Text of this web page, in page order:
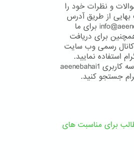
و نظرات خود را
بهایی از طریق آدرس
ایمیل info@aeenebahai.org برای ما
برای دریافت
رسمی وب سایت
استفاده نمایید.
برای جستجو شناسه کاربری aeenebahai1
جستجو کنید.
برای مناسبت های